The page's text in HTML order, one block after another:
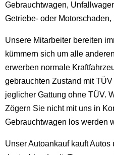
Gebrauchtwagen,
Getriebe- oder
Unsere Mitarbeiter bereiten
kümmern sich um alle
erwerben normale
gebrauchten Zustand mit
jeglicher Gattung ohne TÜV.
Zögern Sie nicht mit uns in
Gebrauchtwagen los werden
Unser Autoankauf kauft